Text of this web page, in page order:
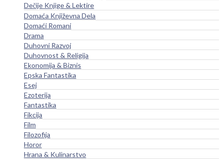
Dečije Knjige & Lektire
Domaća Književna Dela
Domaći Romani
Drama
Duhovni Razvoj
Duhovnost & Religija
Ekonomija & Biznis
Epska Fantastika
Esej
Ezoterija
Fantastika
Fikcija
Film
Filozofija
Horor
Hrana & Kulinarstvo